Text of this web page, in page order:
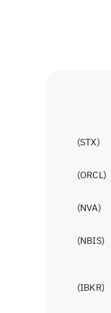
(
STX
)
(
ORCL
)
(
NVA
)
(
NBIS
)
(
IBKR
)